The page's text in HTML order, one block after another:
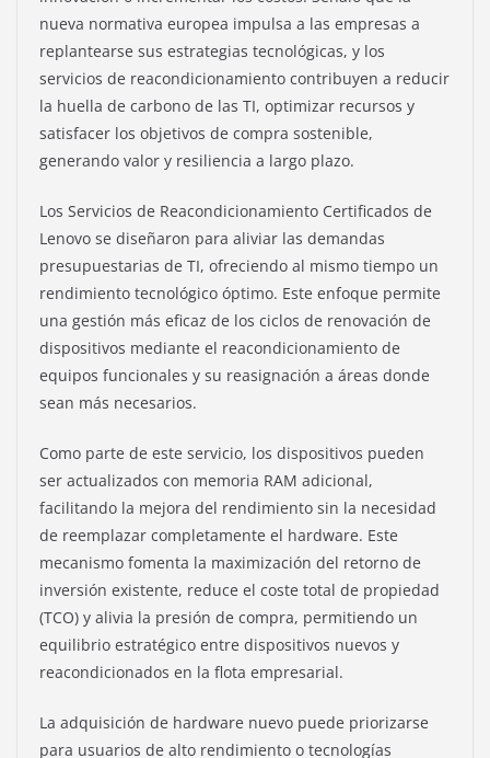
nueva normativa europea impulsa a las empresas a
replantearse sus estrategias tecnológicas, y los
servicios de reacondicionamiento contribuyen a reducir
la huella de carbono de las TI, optimizar recursos y
satisfacer los objetivos de compra sostenible,
generando valor y resiliencia a largo plazo.
Los Servicios de Reacondicionamiento Certificados de
Lenovo se diseñaron para aliviar las demandas
presupuestarias de TI, ofreciendo al mismo tiempo un
rendimiento tecnológico óptimo. Este enfoque permite
una gestión más eficaz de los ciclos de renovación de
dispositivos mediante el reacondicionamiento de
equipos funcionales y su reasignación a áreas donde
sean más necesarios.
Como parte de este servicio, los dispositivos pueden
ser actualizados con memoria RAM adicional,
facilitando la mejora del rendimiento sin la necesidad
de reemplazar completamente el hardware. Este
mecanismo fomenta la maximización del retorno de
inversión existente, reduce el coste total de propiedad
(TCO) y alivia la presión de compra, permitiendo un
equilibrio estratégico entre dispositivos nuevos y
reacondicionados en la flota empresarial.
La adquisición de hardware nuevo puede priorizarse
para usuarios de alto rendimiento o tecnologías